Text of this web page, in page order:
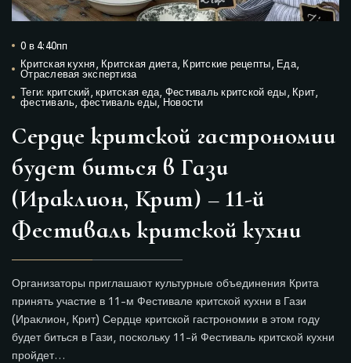
0 в 4:40пп
Критская кухня, Критская диета, Критские рецепты, Еда,
Отраслевая экспертиза
Теги: критский,критская еда, Фестиваль критской еды, Крит,
фестиваль, фестиваль еды,Новости
Сердце критской гастрономии
будет биться в Гази
(Ираклион, Крит) – 11-й
Фестиваль критской кухни
Организаторы приглашают культурные объединения Крита
принять участие в 11-м Фестивале критской кухни в Гази
(Ираклион, Крит) Сердце критской гастрономии в этом году
будет биться в Гази, поскольку 11-й Фестиваль критской кухни
пройдет…